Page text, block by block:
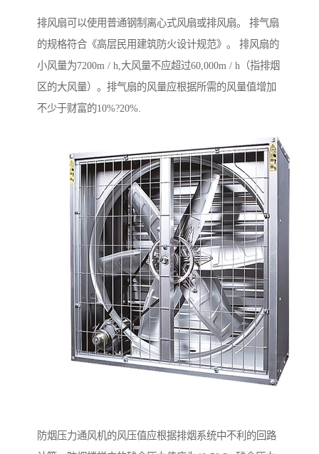
排风扇可以使用普通钢制离心式风扇或排风扇。 排气扇
的规格符合《高层民用建筑防火设计规范》。 排风扇的
小风量为7200m / h,大风量不应超过60,000m / h（指排烟
区的大风量）。排气扇的风量应根据所需的风量值增加
不少于财富的10%?20%.
防烟压力通风机的风压值应根据排烟系统中不利的回路